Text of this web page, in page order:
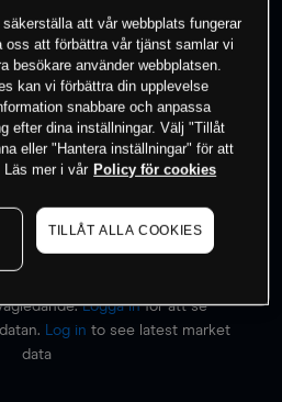
har en position i detta
handla
Logga inför att se
Log in to see latest market
data
att vår webbplats fungerar
oss att förbättra vår tjänst samlar vi
besökare använder webbplatsen.
kan vi förbättra din upplevelse
snabbare och anpassa
efter dina inställningar. Välj "Tillåt
eller "Hantera inställningar" för att
Läs mer i vår Policy för cookies
TILLÅT ALLA COOKIES